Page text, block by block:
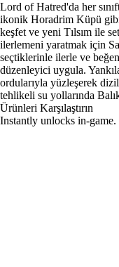
Lord of Hatred'da her
ikonik Horadrim Küpü
keşfet ve yeni Tılsım ile
ilerlemeni yaratmak için
seçtiklerinle ilerle ve
düzenleyici uygula.
ordularıyla yüzleşerek
tehlikeli su yollarında
Ürünleri Karşılaştırın
Instantly unlocks in-game.